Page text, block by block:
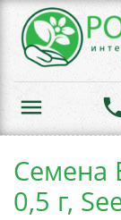
menu
Семена
0,5 г,